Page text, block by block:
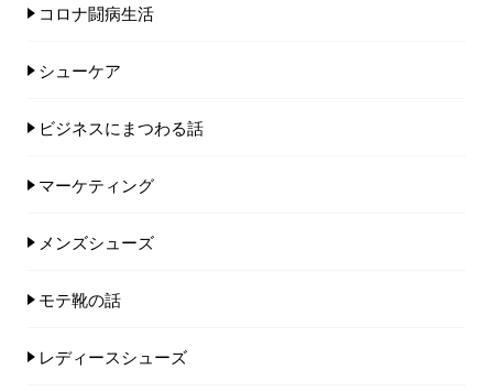
コロナ闘病生活
シューケア
ビジネスにまつわる話
マーケティング
メンズシューズ
モテ靴の話
レディースシューズ